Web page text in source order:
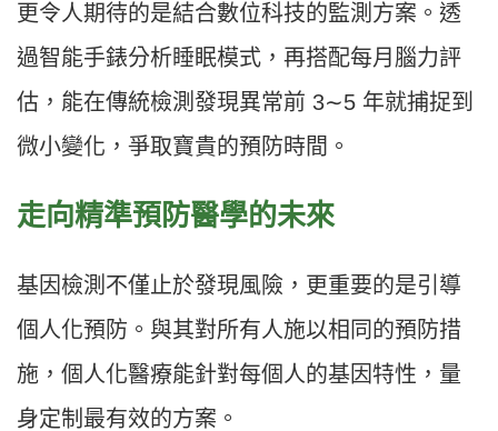
更令人期待的是結合數位科技的監測方案。透
過智能手錶分析睡眠模式，再搭配每月腦力評
估，能在傳統檢測發現異常前 3∼5 年就捕捉到
微小變化，爭取寶貴的預防時間。
走向精準預防醫學的未來
基因檢測不僅止於發現風險，更重要的是引導
個人化預防。與其對所有人施以相同的預防措
施，個人化醫療能針對每個人的基因特性，量
身定制最有效的方案。